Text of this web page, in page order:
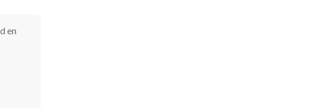
en